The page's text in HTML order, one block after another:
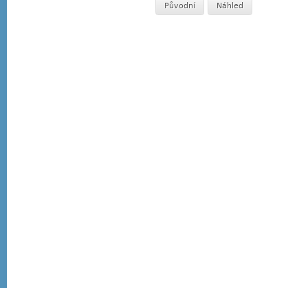
Původní Náhled